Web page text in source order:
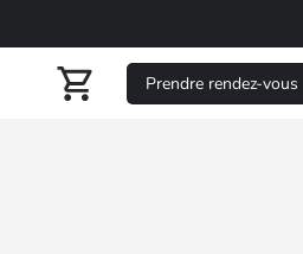
Prendre rendez-vous